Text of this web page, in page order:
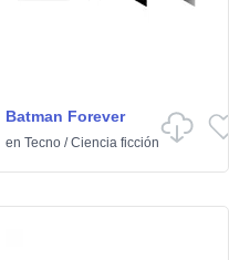
Batman Forever
en Tecno /Ciencia ficción